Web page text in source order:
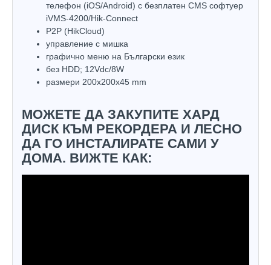
телефон (iOS/Android) с безплатен CMS софтуер
iVMS-4200/Hik-Connect
P2P (HikCloud)
управлeние с мишка
графично меню на Български език
без HDD; 12Vdc/8W
размери 200х200х45 mm
МОЖЕТЕ ДА ЗАКУПИТЕ ХАРД
ДИСК КЪМ РЕКОРДЕРА И ЛЕСНО
ДА ГО ИНСТАЛИРАТЕ САМИ У
ДОМА. ВИЖТЕ КАК: